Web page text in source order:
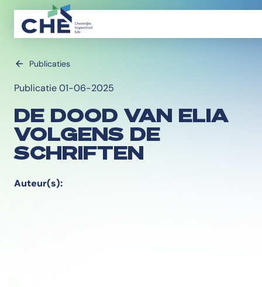
Publicaties
Publicatie 01-06-2025
DE DOOD VAN ELIA
VOLGENS DE
SCHRIFTEN
Auteur(s):